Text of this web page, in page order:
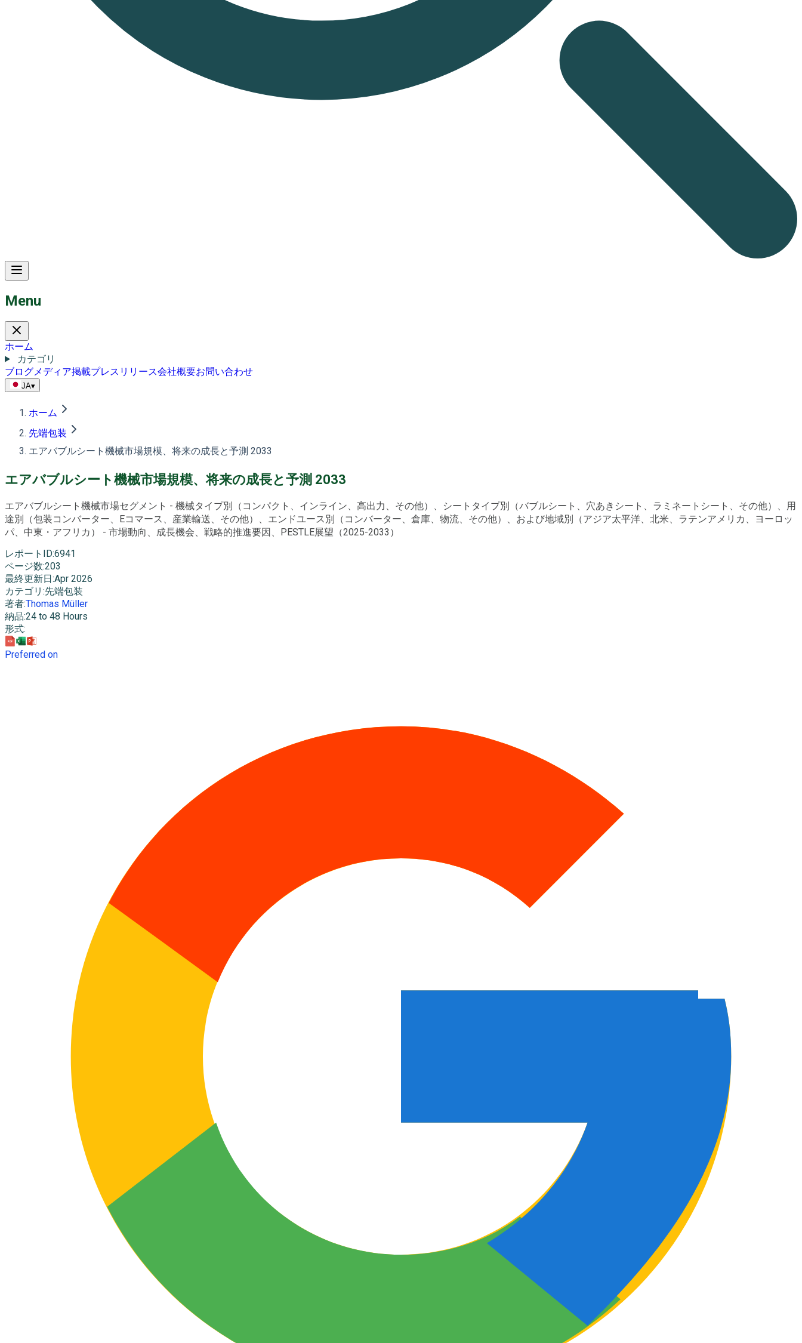
Menu
ホーム
カテゴリ
ブログメディア掲載プレスリリース会社概要お問い合わせ
JA▾
ホーム
先端包装
エアバブルシート機械市場規模、将来の成長と予測 2033
エアバブルシート機械市場規模、将来の成長と予測 2033
エアバブルシート機械市場セグメント - 機械タイプ別（コンパクト、インライン、高出力、その他）、シートタイプ別（バブルシート、穴あきシート、ラミネートシート、その他）、用
途別（包装コンバーター、Eコマース、産業輸送、その他）、エンドユース別（コンバーター、倉庫、物流、その他）、および地域別（アジア太平洋、北米、ラテンアメリカ、ヨーロッ
パ、中東・アフリカ） - 市場動向、成長機会、戦略的推進要因、PESTLE展望（2025-2033）
レポートID:6941
ページ数:203
最終更新日 :Apr 2026
カテゴリ :先端包装
著者:Thomas Müller
納品:24 to 48 Hours
形式:
Preferred on